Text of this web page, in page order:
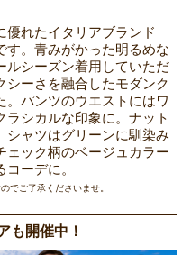
優れたイタリアブランド
す。青みがかった明るめな
ルシーズン着用していただ
シーさを融合したモダンク
。パンツのウエストにはワ
ラシカルな印象に。ナット
シャツはグリーンに馴染み
ェック柄のベージュカラー
ーデに。
でご了承くださいませ。
も開催中！